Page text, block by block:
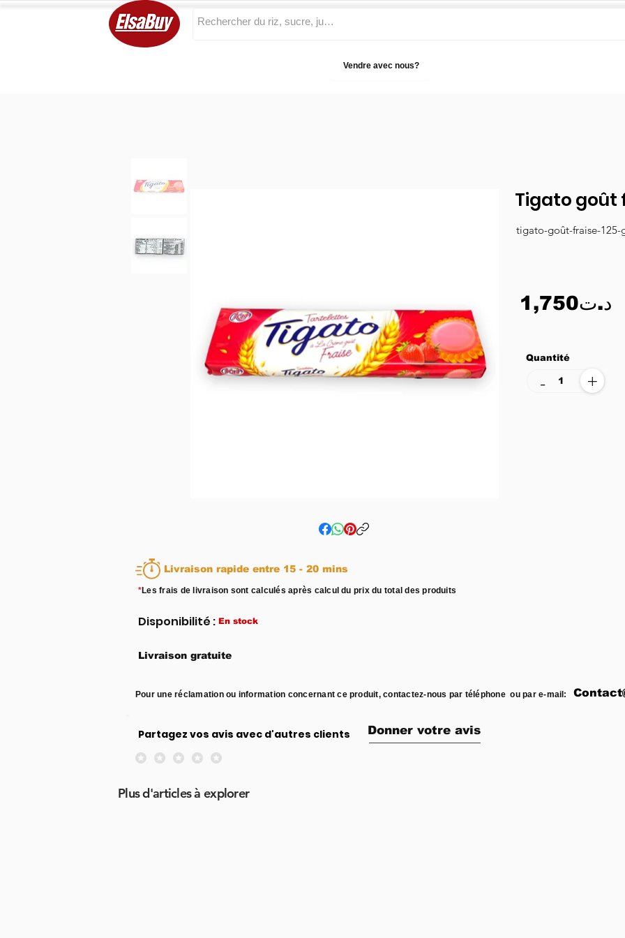
Vendre avec nous?
Tigato goût
tigato-goût-fraise-125-
1,750د.ت
Quantité
+
-
Livraison rapide entre 15 - 20 mins
*Les frais de livraison sont calculés après calcul du prix du total des produits
Disponibilité : En stock
Livraison gratuite
Pour une réclamation ou information concernant ce produit, contactez-nous par téléphone ou par e-mail:
Partagez vos avis avec d'autres clients Donner votre avis
Aucune note pour le moment
Plus d'articles à explorer